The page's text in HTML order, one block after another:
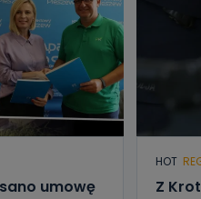
umowę
HOT
Z